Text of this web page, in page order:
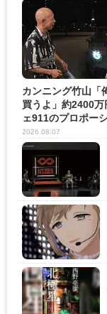
カンニング竹山「
買うよ」約2400
ェ911のプロポー
2026.08.07